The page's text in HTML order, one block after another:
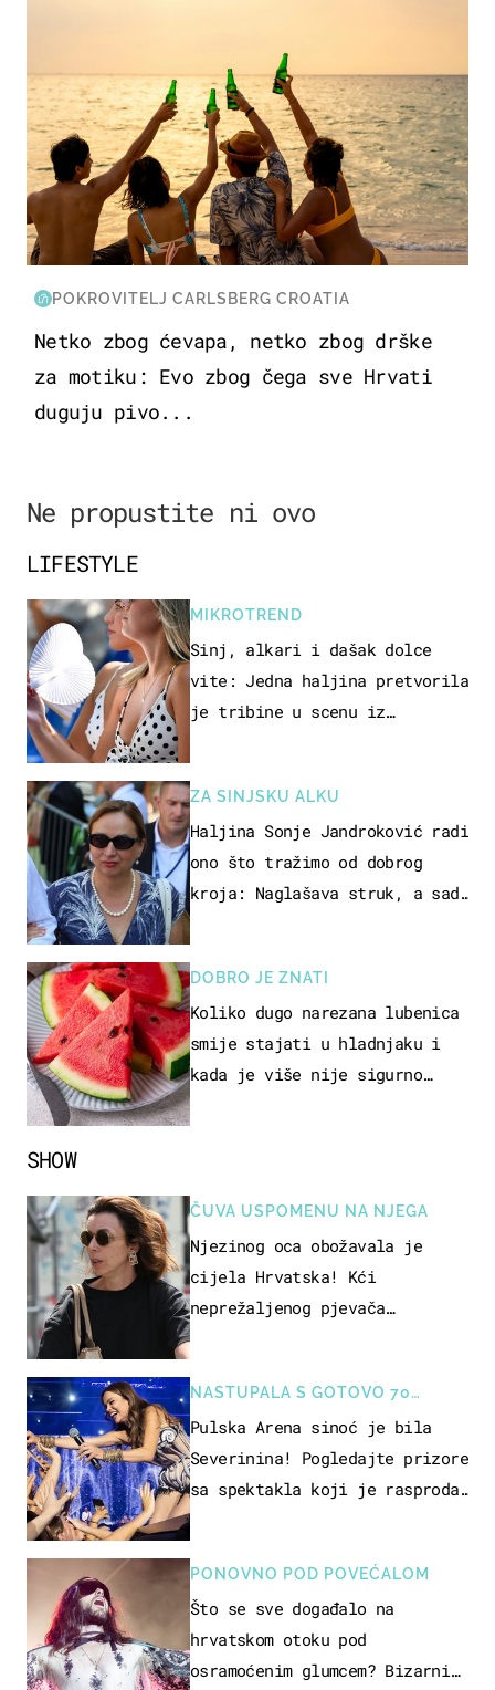
POKROVITELJ CARLSBERG CROATIA
Netko zbog ćevapa, netko zbog drške
za motiku: Evo zbog čega sve Hrvati
duguju pivo...
Ne propustite ni ovo
SHOW
ČUVA USPOMENU NA NJEGA
Njezinog oca obožavala je
cijela Hrvatska! Kći
neprežaljenog pjevača
NASTUPALA S GOTOVO 70
GLAZBENIKA
Pulska Arena sinoć je bila
Severinina! Pogledajte prizore
sa spektakla koji je rasprodan
PONOVNO POD POVEĆALOM
Što se sve događalo na
hrvatskom otoku pod
osramoćenim glumcem? Bizarni
LIFESTYLE
MIKROTREND
Sinj, alkari i dašak dolce
vite: Jedna haljina pretvorila
je tribine u scenu iz
ZA SINJSKU ALKU
Haljina Sonje Jandroković radi
ono što tražimo od dobrog
kroja: Naglašava struk, a sada
DOBRO JE ZNATI
Koliko dugo narezana lubenica
smije stajati u hladnjaku i
kada je više nije sigurno